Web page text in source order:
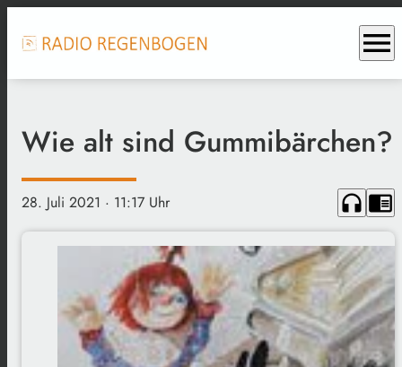
menu
Wie alt sind Gummibärchen?
28. Juli 2021 · 11:17 Uhr headphones chrome_reader_mode